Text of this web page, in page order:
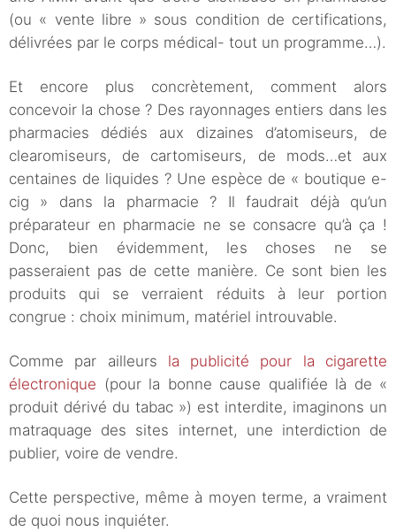
(ou « vente libre » sous condition de certifications,
délivrées par le corps médical- tout un programme…).
Et encore plus concrètement, comment alors
concevoir la chose ? Des rayonnages entiers dans les
pharmacies dédiés aux dizaines d’atomiseurs, de
clearomiseurs, de cartomiseurs, de mods…et aux
centaines de liquides ? Une espèce de « boutique e-
cig » dans la pharmacie ? Il faudrait déjà qu’un
préparateur en pharmacie ne se consacre qu’à ça !
Donc, bien évidemment, les choses ne se
passeraient pas de cette manière. Ce sont bien les
produits qui se verraient réduits à leur portion
congrue : choix minimum, matériel introuvable.
Comme par ailleurs la publicité pour la cigarette
électronique (pour la bonne cause qualifiée là de «
produit dérivé du tabac ») est interdite, imaginons un
matraquage des sites internet, une interdiction de
publier, voire de vendre.
Cette perspective, même à moyen terme, a vraiment
de quoi nous inquiéter.